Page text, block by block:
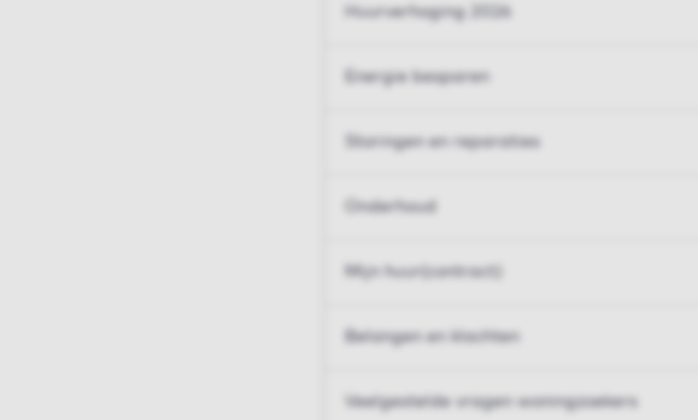
Huurverhoging 2026
Energie besparen
Storingen en reparaties
Onderhoud
Mijn huur(contract)
Belangen en klachten
Veelgestelde vragen woningzoekers